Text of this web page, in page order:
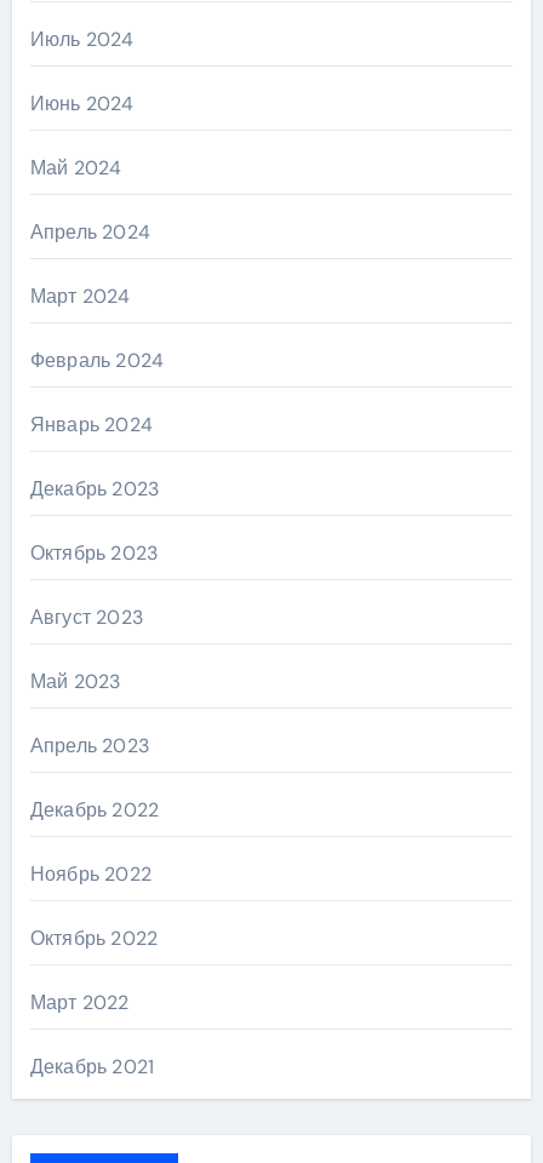
Июль 2024
Июнь 2024
Май 2024
Апрель 2024
Март 2024
Февраль 2024
Январь 2024
Декабрь 2023
Октябрь 2023
Август 2023
Май 2023
Апрель 2023
Декабрь 2022
Ноябрь 2022
Октябрь 2022
Март 2022
Декабрь 2021